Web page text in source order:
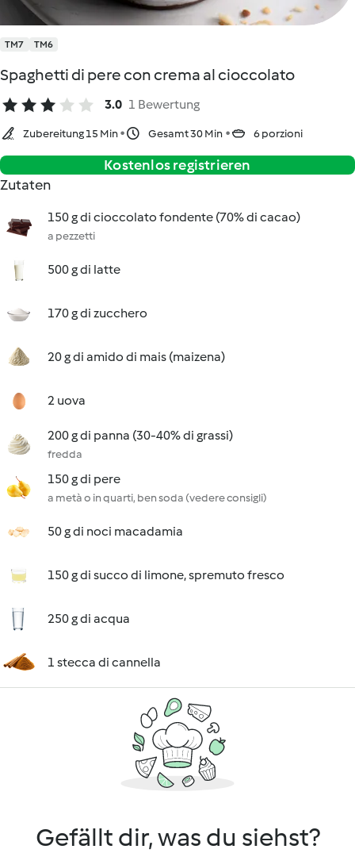
TM7 TM6
Spaghetti di pere con crema al cioccolato
3.0 1 Bewertung
Zubereitung 15 Min Gesamt 30 Min 6 porzioni
Kostenlos registrieren
Zutaten
150 g di cioccolato fondente (70% di cacao)
a pezzetti
500 g di latte
170 g di zucchero
20 g di amido di mais (maizena)
2 uova
200 g di panna (30-40% di grassi)
fredda
150 g di pere
a metà o in quarti, ben soda (vedere consigli)
50 g di noci macadamia
150 g di succo di limone, spremuto fresco
250 g di acqua
1 stecca di cannella
Gefällt dir, was du siehst?